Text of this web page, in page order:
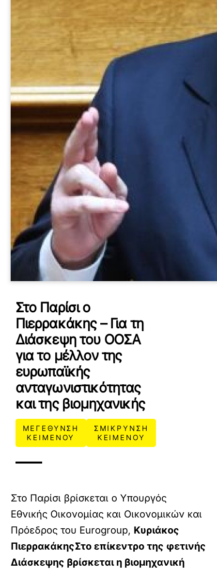
Στο Παρίσι ο
Πιερρακάκης – Για τη
Διάσκεψη του ΟΟΣΑ
για το μέλλον της
ευρωπαϊκής
ανταγωνιστικότητας
και της βιομηχανικής
ΜΕΓΕΘΥΝΣΗ
ΚΕΙΜΕΝΟΥ
ΣΜΙΚΡΥΝΣΗ
ΚΕΙΜΕΝΟΥ
Στο Παρίσι βρίσκεται ο Υπουργός
Εθνικής Οικονομίας και Οικονομικών και
Πρόεδρος του Eurogroup, Κυριάκος
ΠιερρακάκηςΣτο επίκεντρο της φετινής
Διάσκεψης βρίσκεται η βιομηχανική